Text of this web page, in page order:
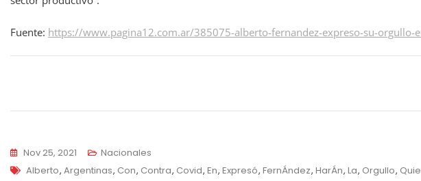
Fuente: https://www.pagina12.com.ar/385075-alberto-fernandez-expreso-su-orgullo-
de
Nov 25, 2021
Nacionales
Tags
Alberto, Argentinas, Con, Contra, Covid, En, Expresó, FernÁndez, HarÁn, La, Orgullo,